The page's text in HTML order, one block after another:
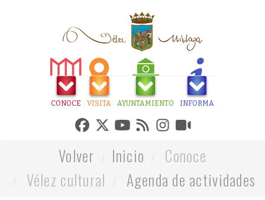
CONOCE VISITA AYUNTAMIENTO INFORMA
Volver Inicio
Conoce
Vélez cultural
Agenda de actividades